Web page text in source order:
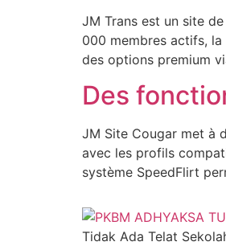
JM Trans est un site
000 membres actifs,
des options premium
Des
JM Site Cougar met à
avec les profils
système SpeedFlirt
Tidak Ada Telat